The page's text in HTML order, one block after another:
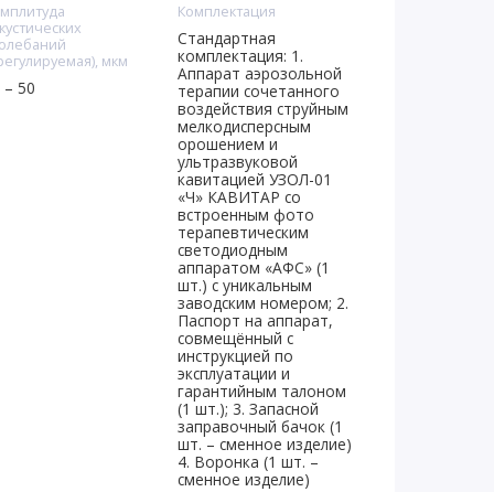
мкм
– 50
Комплектация
Стандартная
комплектация: 1.
Аппарат аэрозольной
терапии сочетанного
воздействия струйным
мелкодисперсным
орошением и
ультразвуковой
кавитацией УЗОЛ-01
«Ч» КАВИТАР со
встроенным фото
терапевтическим
светодиодным
аппаратом «АФС» (1
шт.) с уникальным
заводским номером; 2.
Паспорт на аппарат,
совмещённый с
инструкцией по
эксплуатации и
гарантийным талоном
(1 шт.); 3. Запасной
заправочный бачок (1
шт. – сменное изделие)
4. Воронка (1 шт. –
сменное изделие)